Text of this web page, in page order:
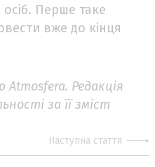
Перше таке
вже до кінця
Редакція
за її зміст
Наступна стаття